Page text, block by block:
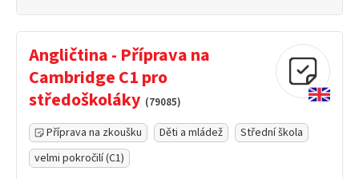
Angličtina - Příprava na
Cambridge C1 pro
středoškoláky (79085)
Příprava na zkoušku Děti a mládež
Střední škola
velmi pokročilí (C1)